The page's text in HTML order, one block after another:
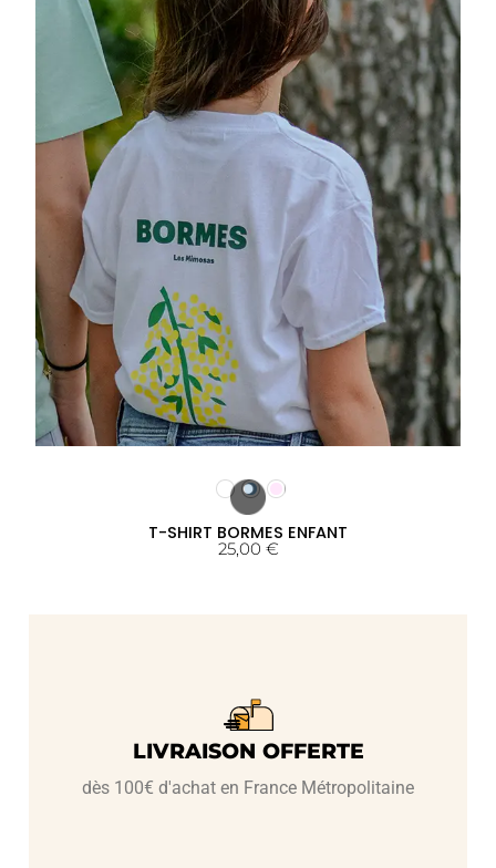
T-SHIRT BORMES ENFANT
25,00 €
LIVRAISON OFFERTE
dès 100€ d'achat en France Métropolitaine